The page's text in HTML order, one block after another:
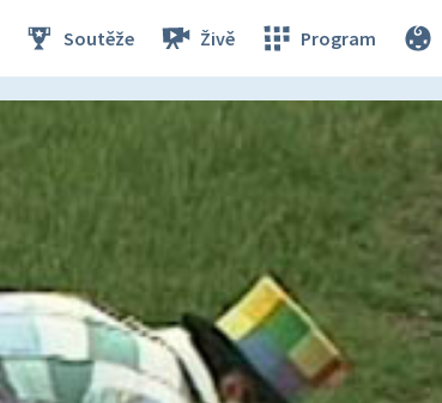
Soutěže Živě Program